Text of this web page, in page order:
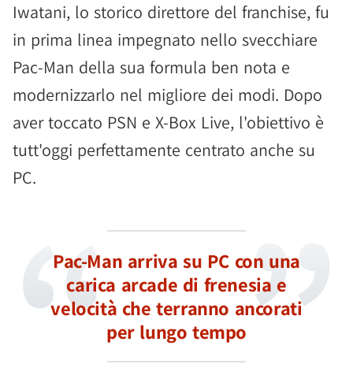
Iwatani, lo storico direttore del franchise, fu
in prima linea impegnato nello svecchiare
Pac-Man della sua formula ben nota e
modernizzarlo nel migliore dei modi. Dopo
aver toccato PSN e X-Box Live, l'obiettivo è
tutt'oggi perfettamente centrato anche su
PC.
Pac-Man arriva su PC con una
carica arcade di frenesia e
velocità che terranno ancorati
per lungo tempo